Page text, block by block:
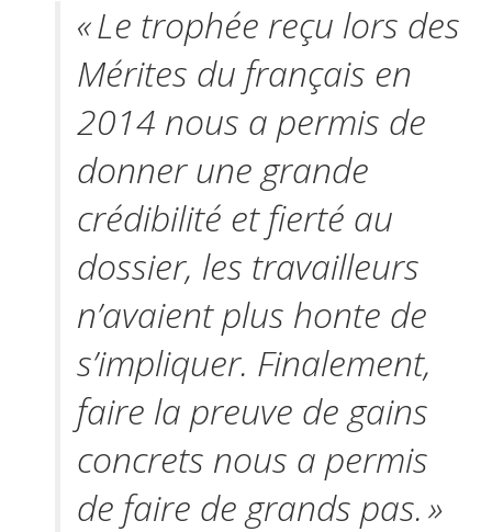
« Le trophée reçu lors des
Mérites du français en
2014 nous a permis de
donner une grande
crédibilité et fierté au
dossier, les travailleurs
n’avaient plus honte de
s’impliquer. Finalement,
faire la preuve de gains
concrets nous a permis
de faire de grands pas. »